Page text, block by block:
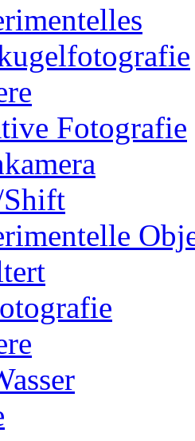
Fotografie